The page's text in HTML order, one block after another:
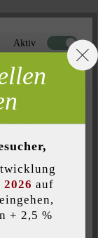
durch seine
Möglich macht
Darüber hinaus
Pur Zaun- &
und die
Aktiv
Inaktiv
Inaktiv
Inaktiv
Inaktiv
auf
+ 2,5 %